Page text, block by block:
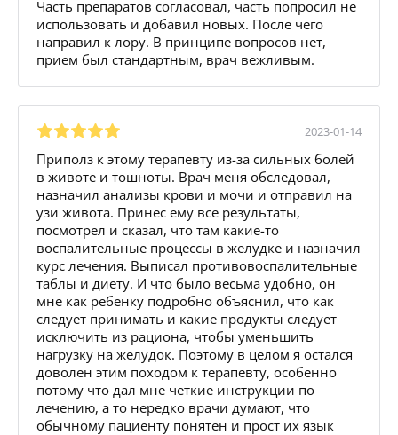
Часть препаратов согласовал, часть попросил не
использовать и добавил новых. После чего
направил к лору. В принципе вопросов нет,
прием был стандартным, врач вежливым.
2023-01-14
Приполз к этому терапевту из-за сильных болей
в животе и тошноты. Врач меня обследовал,
назначил анализы крови и мочи и отправил на
узи живота. Принес ему все результаты,
посмотрел и сказал, что там какие-то
воспалительные процессы в желудке и назначил
курс лечения. Выписал противовоспалительные
таблы и диету. И что было весьма удобно, он
мне как ребенку подробно объяснил, что как
следует принимать и какие продукты следует
исключить из рациона, чтобы уменьшить
нагрузку на желудок. Поэтому в целом я остался
доволен этим походом к терапевту, особенно
потому что дал мне четкие инструкции по
лечению, а то нередко врачи думают, что
обычному пациенту понятен и прост их язык